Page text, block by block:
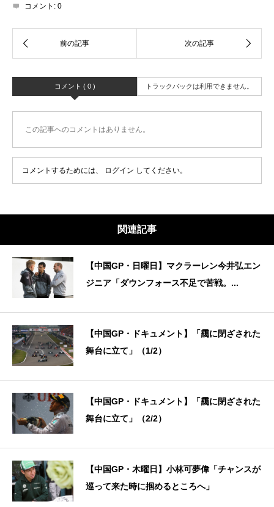
コメント: 0
コメント ( 0 ) トラックバックは利用できません。
この記事へのコメントはありません。
コメントするためには、 ログイン してください。
関連記事
【中国GP・日曜日】マクラーレン今井弘エン
ジニア「ダウンフォース不足で苦戦。...
【中国GP・ドキュメント】「靄に閉ざされた
舞台に立て」（1/2）
【中国GP・ドキュメント】「靄に閉ざされた
舞台に立て」（2/2）
【中国GP・木曜日】小林可夢偉「チャンスが
巡って来た時に掴めるところへ」